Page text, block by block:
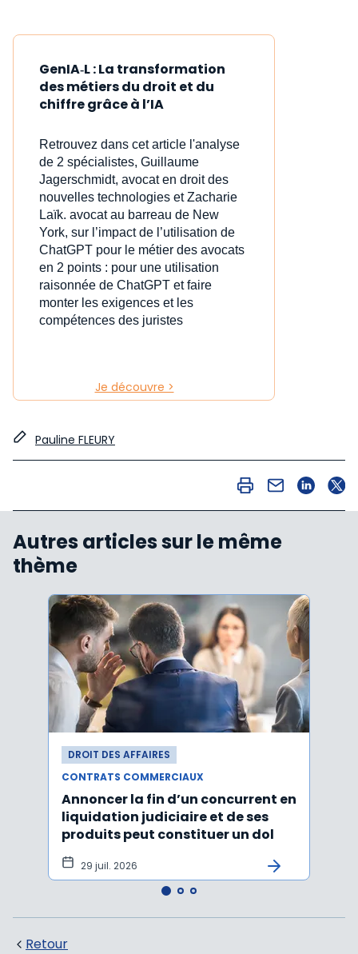
GenIA‑L : La transformation
des métiers du droit et du
chiffre grâce à l’IA
Retrouvez dans cet article l'analyse
de 2 spécialistes, Guillaume
Jagerschmidt, avocat en droit des
nouvelles technologies et Zacharie
Laïk. avocat au barreau de New
York, sur l’impact de l’utilisation de
ChatGPT pour le métier des avocats
en 2 points : pour une utilisation
raisonnée de ChatGPT et faire
monter les exigences et les
compétences des juristes
Je découvre >
Pauline FLEURY
Autres articles sur le même
thème
DROIT DES AFFAIRES
CONTRATS COMMERCIAUX
Annoncer la fin d’un concurrent en
liquidation judiciaire et de ses
produits peut constituer un dol
29 juil. 2026
Retour